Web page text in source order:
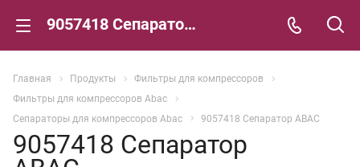
9057418 Сепаратор ABAC
Главная Продукты
Фильтры для компрессоров
Фильтры для компрессоров Abac
Сепараторы для компрессоров Abac
9057418 Сепаратор ABAC
9057418 Сепаратор